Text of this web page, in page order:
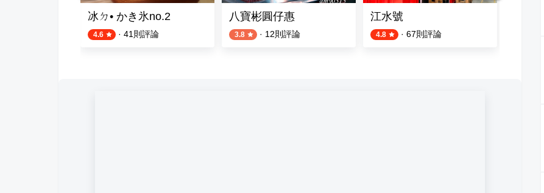
冰ㄉ• かき氷no.2
4.6 · 41 則評論
八寶彬圓仔惠
3.8 · 12則評論
江水號
4.8 · 67則評論
青青